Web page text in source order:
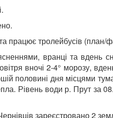
працює тролейбусів (план/
вранці та вдень
вночі 2-4° морозу,
половині дня місцями
Рівень води р. Прут за
зареєстровано 2